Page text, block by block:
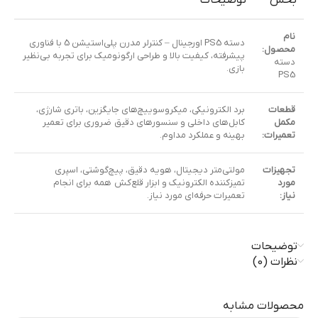
نام
محصول:
دسته
PS5
دسته PS5 اورجینال – کنترلر مدرن پلی‌استیشن 5 با فناوری
پیشرفته، کیفیت بالا و طراحی ارگونومیک برای تجربه بی‌نظیر
بازی.
قطعات
مکمل
تعمیرات:
برد الکترونیکی، میکروسوییچ‌های جایگزین، باتری شارژی،
کابل‌های داخلی و سنسورهای دقیق ضروری برای تعمیر
بهینه و عملکرد مداوم.
تجهیزات
مورد
نیاز:
مولتی‌متر دیجیتال، هویه دقیق، پیچ‌گوشتی، اسپری
تمیزکننده الکترونیک و ابزار قلع‌کش همه برای انجام
تعمیرات حرفه‌ای مورد نیاز.
توضیحات
نظرات (0)
محصولات مشابه